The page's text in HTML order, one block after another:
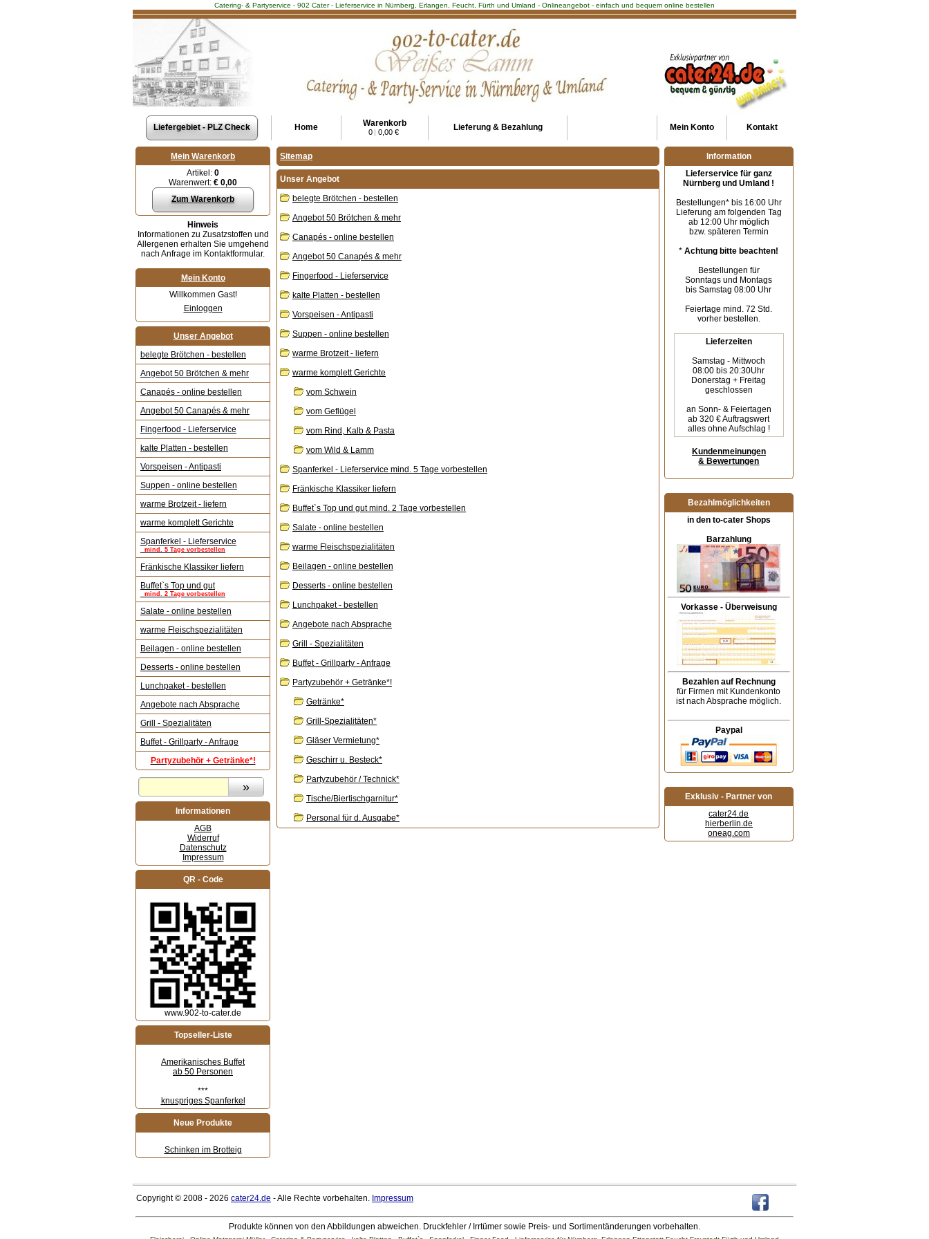
Catering- & Partyservice - 902 Cater - Lieferservice in Nürnberg, Erlangen, Feucht, Fürth und Umland - Onlineangebot - einfach und bequem online bestellen
Liefergebiet - PLZ Check Home Warenkorb
0 | 0,00 € Lieferung & Bezahlung Kontakt
Mein Konto
Mein Warenkorb
Artikel: 0
Warenwert: € 0,00
Zum Warenkorb
Hinweis
Informationen zu Zusatzstoffen und
Allergenen erhalten Sie umgehend
nach Anfrage im Kontaktformular.
Mein Konto
Willkommen Gast!
Einloggen
Unser Angebot
belegte Brötchen - bestellen
Angebot 50 Brötchen & mehr
Canapés - online bestellen
Angebot 50 Canapés & mehr
Fingerfood - Lieferservice
kalte Platten - bestellen
Vorspeisen - Antipasti
Suppen - online bestellen
warme Brotzeit - liefern
warme komplett Gerichte
Spanferkel - Lieferservice
mind. 5 Tage vorbestellen
Fränkische Klassiker liefern
Buffet`s Top und gut
mind. 2 Tage vorbestellen
Salate - online bestellen
warme Fleischspezialitäten
Beilagen - online bestellen
Desserts - online bestellen
Lunchpaket - bestellen
Angebote nach Absprache
Grill - Spezialitäten
Buffet - Grillparty - Anfrage
Partyzubehör + Getränke*!
Informationen
AGB
Widerruf
Datenschutz
Impressum
QR - Code
www.902-to-cater.de
Topseller-Liste
Amerikanisches Buffet
ab 50 Personen
***
knuspriges Spanferkel
Neue Produkte
Schinken im Brotteig
Sitemap
Unser Angebot
belegte Brötchen - bestellen
Angebot 50 Brötchen & mehr
Canapés - online bestellen
Angebot 50 Canapés & mehr
Fingerfood - Lieferservice
kalte Platten - bestellen
Vorspeisen - Antipasti
Suppen - online bestellen
warme Brotzeit - liefern
warme komplett Gerichte
vom Schwein
vom Geflügel
vom Rind, Kalb & Pasta
vom Wild & Lamm
Spanferkel - Lieferservice mind. 5 Tage vorbestellen
Fränkische Klassiker liefern
Buffet`s Top und gut mind. 2 Tage vorbestellen
Salate - online bestellen
warme Fleischspezialitäten
Beilagen - online bestellen
Desserts - online bestellen
Lunchpaket - bestellen
Angebote nach Absprache
Grill - Spezialitäten
Buffet - Grillparty - Anfrage
Partyzubehör + Getränke*!
Getränke*
Grill-Spezialitäten*
Gläser Vermietung*
Geschirr u. Besteck*
Partyzubehör / Technick*
Tische/Biertischgarnitur*
Personal für d. Ausgabe*
Information
Lieferservice für ganz
Nürnberg und Umland !
Bestellungen* bis 16:00 Uhr
Lieferung am folgenden Tag
ab 12:00 Uhr möglich
bzw. späteren Termin
*Achtung bitte beachten!
Bestellungen für
Sonntags und Montags
bis Samstag 08:00 Uhr
Feiertage mind. 72 Std.
vorher bestellen.
Lieferzeiten
Samstag - Mittwoch
08:00 bis 20:30Uhr
Donerstag + Freitag
geschlossen
an Sonn- & Feiertagen
ab 320 € Auftragswert
alles ohne Aufschlag !
Kundenmeinungen
& Bewertungen
Bezahlmöglichkeiten
in den to-cater Shops
Barzahlung
Vorkasse - Überweisung
Bezahlen auf Rechnung
für Firmen mit Kundenkonto
ist nach Absprache möglich.
Paypal
Exklusiv - Partner von
cater24.de
hierberlin.de
oneag.com
Copyright © 2008 - 2026 cater24.de - Alle Rechte vorbehalten. Impressum
Produkte können von den Abbildungen abweichen. Druckfehler / Irrtümer sowie Preis- und Sortimentänderungen vorbehalten.